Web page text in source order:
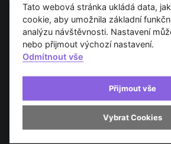
Spojujeme svět architektury
O nás
Provozovatel
Kontakt
Spolupracujte s námi
Tato webová stránka ukládá data,
cookie, aby umožnila základní
analýzu návštěvnosti. Nastavení
nebo přijmout výchozí nastavení.
Odmítnout vše
Přijmout vše
Vybrat Cookies